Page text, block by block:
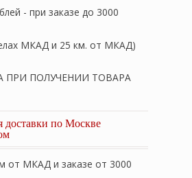
- при заказе до 3000
МКАД и 25 км. от МКАД)
ПРИ ПОЛУЧЕНИИ ТОВАРА
доставки по Москве
от МКАД и заказе от 3000